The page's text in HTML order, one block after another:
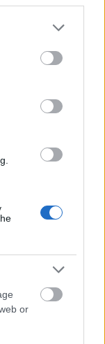
or more Google
may click to
party tags to
in below Google
or